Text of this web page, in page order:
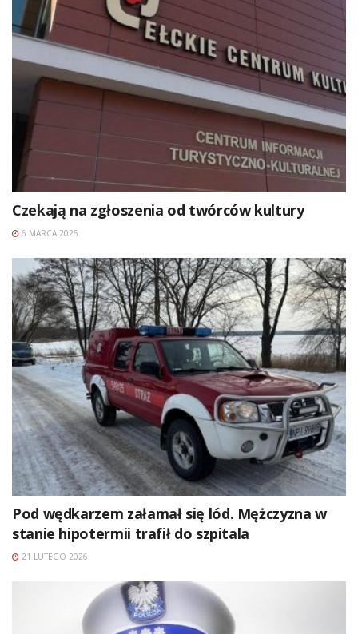
Czekają na zgłoszenia od twórców kultury
6 MARCA 2026
Pod wędkarzem załamał się lód. Mężczyzna w
stanie hipotermii trafił do szpitala
21 LUTEGO 2026